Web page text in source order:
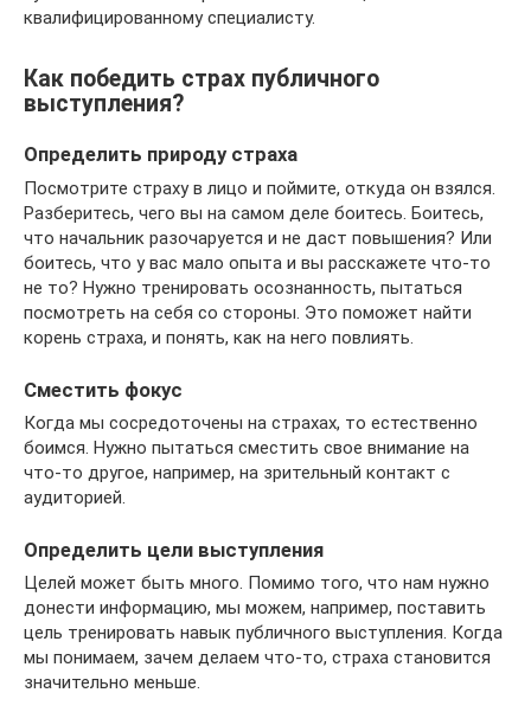
квалифицированному специалисту.
Как победить страх публичного
выступления?
Определить природу страха
Посмотрите страху в лицо и поймите, откуда он взялся.
Разберитесь, чего вы на самом деле боитесь. Боитесь,
что начальник разочаруется и не даст повышения? Или
боитесь, что у вас мало опыта и вы расскажете что-то
не то? Нужно тренировать осознанность, пытаться
посмотреть на себя со стороны. Это поможет найти
корень страха, и понять, как на него повлиять.
Сместить фокус
Когда мы сосредоточены на страхах, то естественно
боимся. Нужно пытаться сместить свое внимание на
что-то другое, например, на зрительный контакт с
аудиторией.
Определить цели выступления
Целей может быть много. Помимо того, что нам нужно
донести информацию, мы можем, например, поставить
цель тренировать навык публичного выступления. Когда
мы понимаем, зачем делаем что-то, страха становится
значительно меньше.